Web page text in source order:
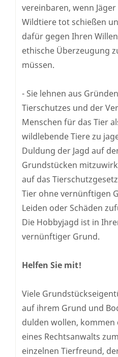
vereinbaren, wenn
Wildtiere tot schießen
dafür gegen Ihren
ethische Überzeugung
müssen.
- Sie lehnen aus
Tierschutzes und der
Menschen für das Tier
wildlebende Tiere zu
Duldung der Jagd auf
Grundstücken
auf das
Tier ohne vernünftigen
Leiden oder Schäden
Die Hobbyjagd ist in
vernünftiger Grund.
Helfen Sie mit!
Viele
auf ihrem Grund und
dulden wollen,
eines Rechtsanwalts
einzelnen Tierfreund,